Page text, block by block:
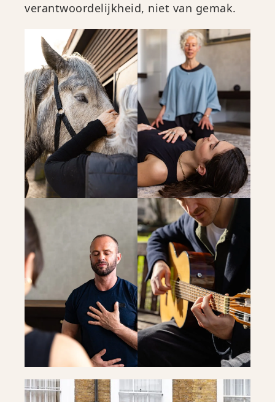
verantwoordelijkheid, niet van gemak.